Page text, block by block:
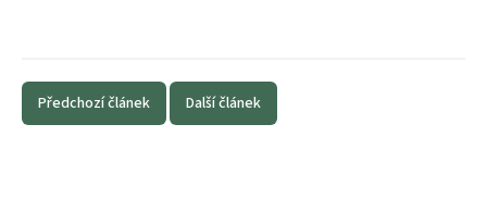
Předchozí článek Další článek